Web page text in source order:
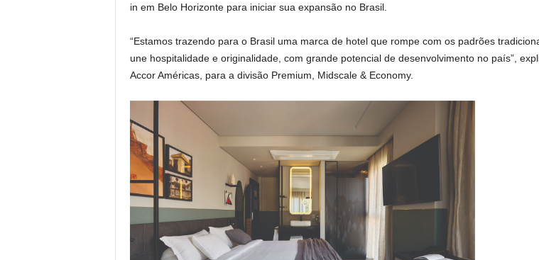
in em Belo Horizonte para iniciar sua expansão no Brasil.
“Estamos trazendo para o Brasil uma marca de hotel que rompe com os padrões
une hospitalidade e originalidade, com grande potencial de desenvolvimento no país”,
Accor Américas, para a divisão Premium, Midscale & Economy.